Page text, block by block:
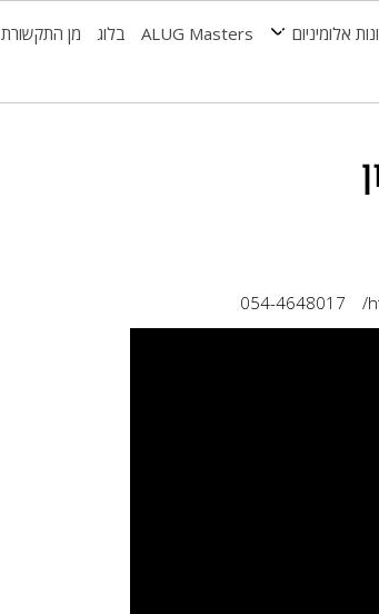
אלומיניום ALUG Masters בלוג מן התקשורת
054-4648017